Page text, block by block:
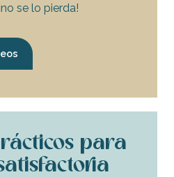
se lo pierda!
para